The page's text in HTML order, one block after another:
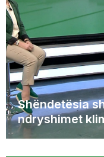
Shëndetësia
ndryshimet